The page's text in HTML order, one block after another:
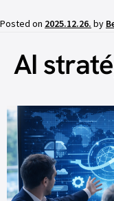
Posted on 2025.12.26. by
AI